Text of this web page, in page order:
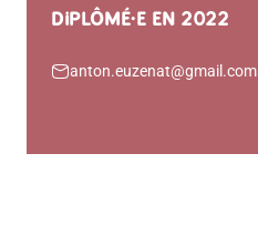
DIPLÔMÉ·E EN 2022
anton.euzenat@gmail.com